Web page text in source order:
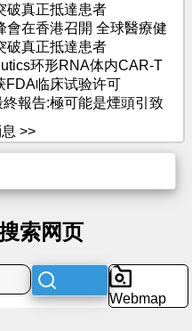
破真正抵達患者
會在香港召開 全球醫療健
破真正抵達患者
环形RNA体内CAR-T
FDA临床试验许可
報告:極可能是煙頭引致
>>
索网页
Webmap